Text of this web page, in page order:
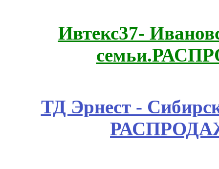
Ивтекс37-
ТД Эрнест -